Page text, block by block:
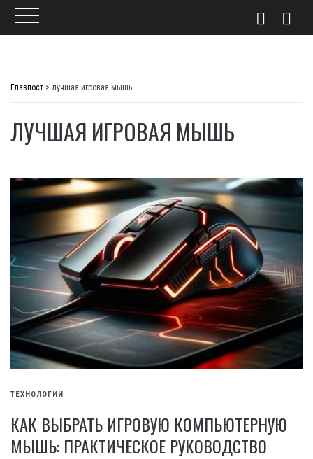
Главпост > лучшая игровая мышь
ЛУЧШАЯ ИГРОВАЯ МЫШЬ
ТЕХНОЛОГИИ
КАК ВЫБРАТЬ ИГРОВУЮ КОМПЬЮТЕРНУЮ
МЫШЬ: ПРАКТИЧЕСКОЕ РУКОВОДСТВО